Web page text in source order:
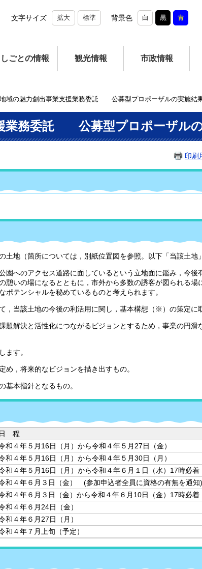
文字サイズ 拡大 標準 背景色 白 黒 青
しごとの情報 観光情報 市政情報
域の魅力創出事業支援業務委託 公募型プロポーザルの実施結
業務委託 公募型プロポーザル
印刷
地（箇所については，別紙位置図を参照。以下「当該土地
へのアクセス道路に面しているという立地面に鑑み，今
憩いの場になるとともに，市外から多数の誘客が図られる
テンシャルを秘めているものと考えられます。
当該土地の今後の利活用に関し，基本構想（※）の策定に
解決と活性化につながるビジョンとするため，事業の円
す。
，将来的なビジョンを描き出すもの。
本指針となるもの。
日 程
和４年５月16日（月）から令和４年５月27日（金）
和４年５月16日（月）から令和４年５月30日（月）
和４年５月16日（月）から令和４年６月１日（水）17時必着
和４年６月３日（金） (参加申込者全員に資格の有無を通知
和４年６月３日（金）から令和４年６月10日（金）17時必着
和４年６月24日（金）
和４年６月27日（月）
和４年７月上旬（予定）